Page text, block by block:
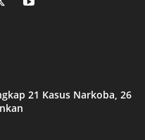
21 Kasus Narkoba, 26